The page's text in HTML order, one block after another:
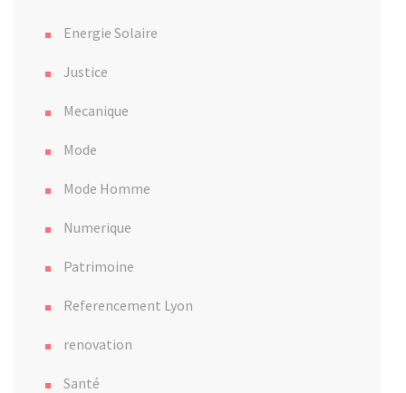
Energie Solaire
Justice
Mecanique
Mode
Mode Homme
Numerique
Patrimoine
Referencement Lyon
renovation
Santé